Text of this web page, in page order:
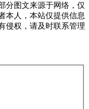
分图文来源于网络，仅
本人，本站仅提供信息
侵权，请及时联系管理